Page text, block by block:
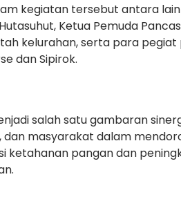
kegiatan tersebut antara
Ketua Pemuda
kelurahan, serta para
dan Sipirok.
salah satu gambaran
dan masyarakat dalam
ketahanan pangan dan